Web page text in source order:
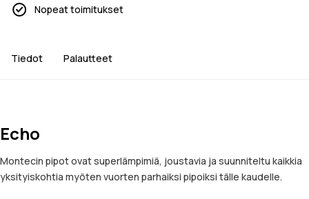
Nopeat toimitukset
Tiedot Palautteet
Echo
Montecin pipot ovat superlämpimiä, joustavia ja suunniteltu kaikkia
yksityiskohtia myöten vuorten parhaiksi pipoiksi tälle kaudelle.